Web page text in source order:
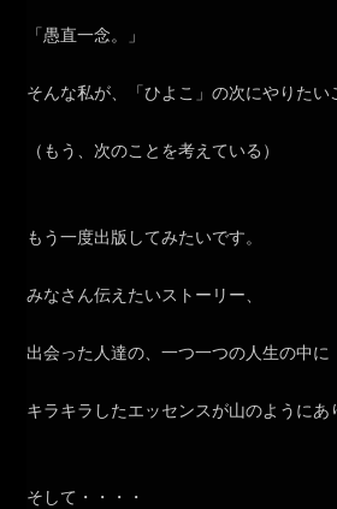
「愚直一念。」
そんな私が、「ひよこ」の次にやりたい
（もう、次のことを考えている）
もう一度出版してみたいです。
みなさん伝えたいストーリー、
出会った人達の、一つ一つの人生の中に
キラキラしたエッセンスが山のようにあ
そして・・・・